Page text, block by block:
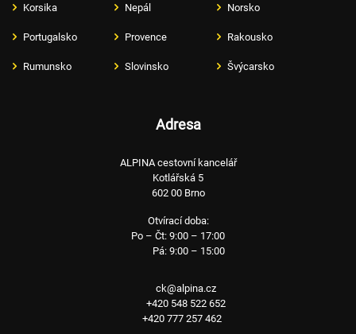
Korsika Nepál Norsko
Portugalsko Provence Rakousko
Rumunsko Slovinsko Švýcarsko
Adresa
ALPINA cestovní kancelář
Kotlářská 5
602 00 Brno
Otvírací doba:
Po – Čt: 9:00 – 17:00
Pá: 9:00 – 15:00
ck@alpina.cz
+420 548 522 652
+420 777 257 462